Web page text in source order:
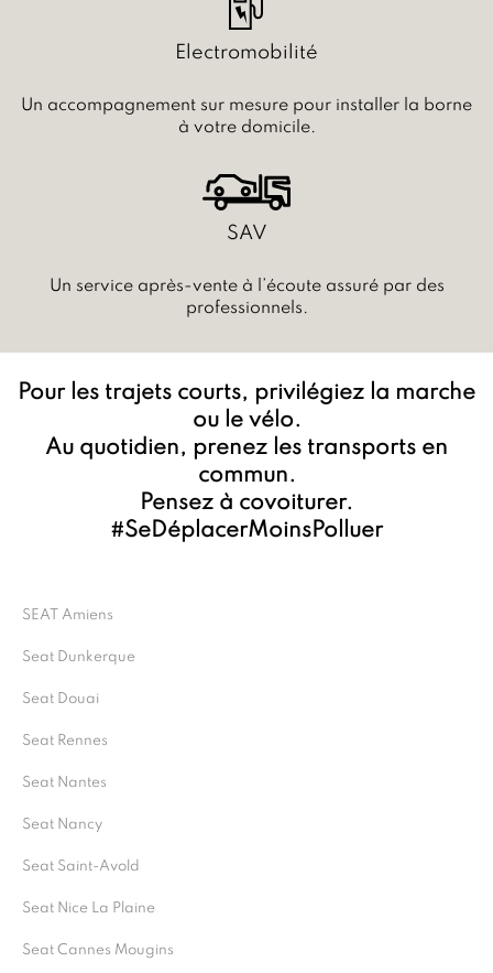
Electromobilité
Un accompagnement sur mesure pour installer la borne
à votre domicile.
SAV
Un service après-vente à l’écoute assuré par des
professionnels.
Pour les trajets courts, privilégiez la marche
ou le vélo.
Au quotidien, prenez les transports en
commun.
Pensez à covoiturer.
#SeDéplacerMoinsPolluer
SEAT Amiens
Seat Dunkerque
Seat Douai
Seat Rennes
Seat Nantes
Seat Nancy
Seat Saint-Avold
Seat Nice La Plaine
Seat Cannes Mougins